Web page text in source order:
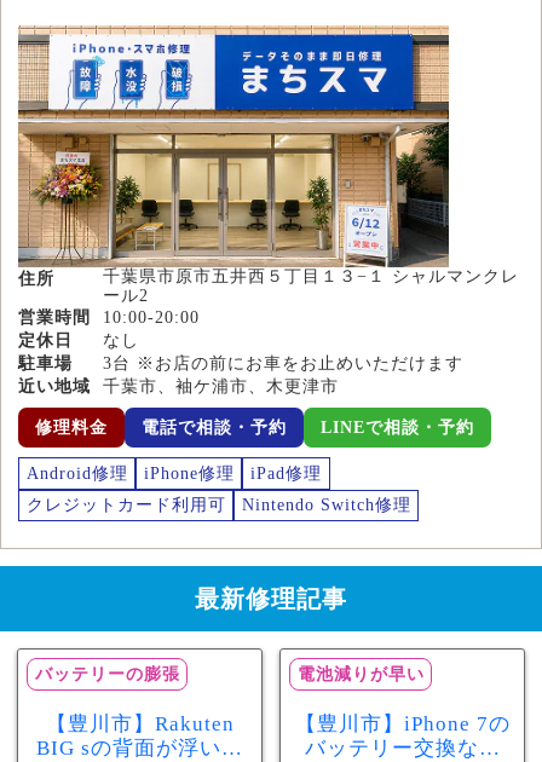
住所
千葉県市原市五井西５丁目１３−１ シャルマンクレ
ール2
営業時間
10:00-20:00
定休日
なし
駐車場
3台 ※お店の前にお車をお止めいただけます
近い地域
千葉市、袖ケ浦市、木更津市
修理料金 電話で相談・予約 LINEで相談・予約
Android修理 iPhone修理
iPad修理
クレジットカード利用可
Nintendo Switch修理
最新修理記事
バッテリーの膨張
【豊川市】Rakuten
BIG sの背面が浮いて
電池減りが早い
【豊川市】iPhone 7の
バッテリー交換なら